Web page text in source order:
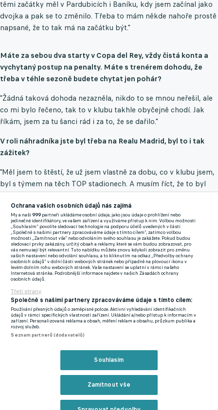
těmi začátky měl v Pardubicích i Baníku, kdy jsem začínal jako
dvojka a pak se to změnilo. Třeba to mám někde nahoře prostě
napsané, že to tak má na začátku být."
Máte za sebou dva starty v Copa del Rey, vždy čistá konta a
vychytaný postup na penalty. Máte s trenérem dohodu, že
třeba v téhle sezoně budete chytat jen pohár?
"Žádná taková dohoda nezazněla, nikdo to se mnou neřešil, ale
co mi bylo řečeno, tak to v klubu takhle obyčejně chodí. Jak
říkám, jsem za tu šanci rád i za to, že se dařilo."
V roli náhradníka jste byl třeba na Realu Madrid, byl to i tak
zážitek?
"Měl jsem to štěstí, že už jsem vlastně za dobu, co v klubu jsem,
byl s týmem na těch TOP stadionech. A musím říct, že to byl
fakt jiný svět."
Na trávník jste se také dostal, byť jen před výkopem…
"Přesně tak, jste tam během rozcvičky, lidí už plní stadion, fakt
se člověk cítí skvěle, úplně ho to vystřelí výš."
Jenže startů bylo i tak málo. Nezalitoval jste někdy, že jste
i na Spartě, což se nestává každý den..
"Určitě si to nevyčítám, tenhle krok jsem chtěl udělat a jsem za
to rád. Baník pochopitelně sledují, fandím mu a s kluky jsem v
kontaktu. Podzim se jim docela povedl a já věřím, že sezonu
dotáhnou zase na místa pro pohárovou Evropu."
Česká reprezentace má na místě gólmanů přetlak, přesto, ze
španělské ligy, pokud byste chytal, by asi cesta byla. O to větší
důvod je dostat se do branky, že?
Ochrana vašich osobních údajů nás zajímá
My a naši999 partneři ukládáme osobní údaje, jako jsou údaje o prohlížení nebo
jedinečné identifikátory, ve vašem zařízení a využíváme přístup k nim. Volbou možnosti
„Souhlasím“ povolíte sledovací technologie na podporu účelů uvedených v části
„Společně s našimi partnery zpracováváme údaje s tímto cílem“, zatímco volbou
možnosti „Zamítnout vše“ nebo odvoláním svého souhlasu je zakážete. Pokud budou
sledovací prvky zakázány, určitý obsah a reklamy, které se vám budou zobrazovat, pro
vás nemusejí být relevantní. Tuto nabídku můžete znovu kdykoli zobrazit pro změnu
vašich nastavení nebo odvolání souhlasu, a to kliknutím na odkaz „Předvolby ochrany
osobních údajů“ v dolní části webových stránek nebo případně na plovoucí ikonu v
levém dolním rohu webových stránek. Vaše nastavení se uplatní v rámci našeho
Internetová stránka. Podrobnější informace najdete v našich Zásadách ochrany
osobních údajů.
Třetí strany
Společně s našimi partnery zpracováváme údaje s tímto cílem:
Používání přesných údajů o zeměpisné poloze. Aktivní vyhledávání identifikačních
údajů v rámci specifických vlastností zařízení. Ukládání a/nebo přístup k informacím v
zařízení. Personalizovaná reklama a obsah, měření reklam a obsahu, průzkum publika a
rozvoj služeb.
Seznam partnerů (dodavatelů)
Souhlasím
Zamítnout vše